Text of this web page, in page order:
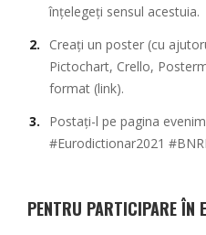
înțelegeți sensul acestuia.
Creați un poster (cu
Pictochart, Crello,
format (link).
Postați-l pe pagina
#Eurodictionar2021
PENTRU PARTICIPARE ÎN